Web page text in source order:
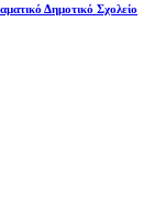
Δημοτικό Σχολείο